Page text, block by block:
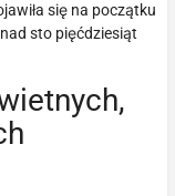
się na początku
sto pięćdziesiąt